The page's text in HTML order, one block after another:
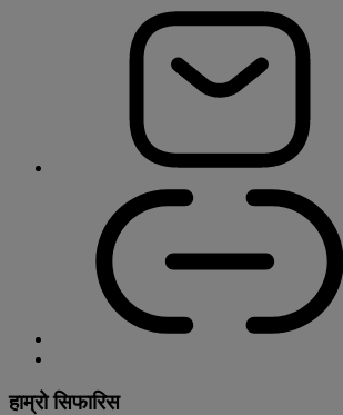
हाम्रो सिफारिस